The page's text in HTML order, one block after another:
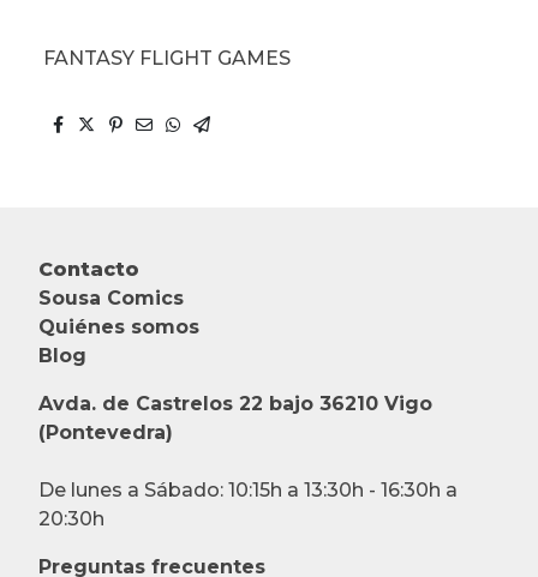
FANTASY FLIGHT GAMES
Contacto
Sousa Comics
Quiénes somos
Blog
Avda. de Castrelos 22 bajo 36210 Vigo
(Pontevedra)
De lunes a Sábado: 10:15h a 13:30h - 16:30h a
20:30h
Preguntas frecuentes